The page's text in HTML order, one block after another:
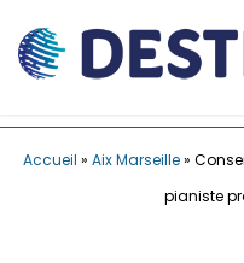
Accueil » Aix Marseille»
pianiste